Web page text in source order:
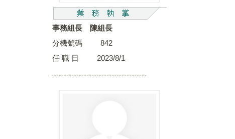
事務組長 陳組長
分機號碼 842
任 職 日 2023/8/1
--------------------------------------